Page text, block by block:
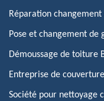
Réparation
Pose et changement
Démoussage de toiture
Entreprise de
Société pour nettoyage